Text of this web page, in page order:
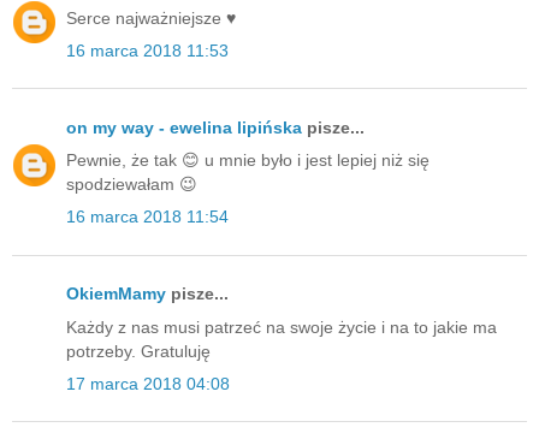
Serce najważniejsze ♥️
16 marca 2018 11:53
on my way - ewelina lipińska pisze...
Pewnie, że tak 😊 u mnie było i jest lepiej niż się
spodziewałam 😉
16 marca 2018 11:54
OkiemMamy pisze...
Każdy z nas musi patrzeć na swoje życie i na to jakie ma
potrzeby. Gratuluję
17 marca 2018 04:08